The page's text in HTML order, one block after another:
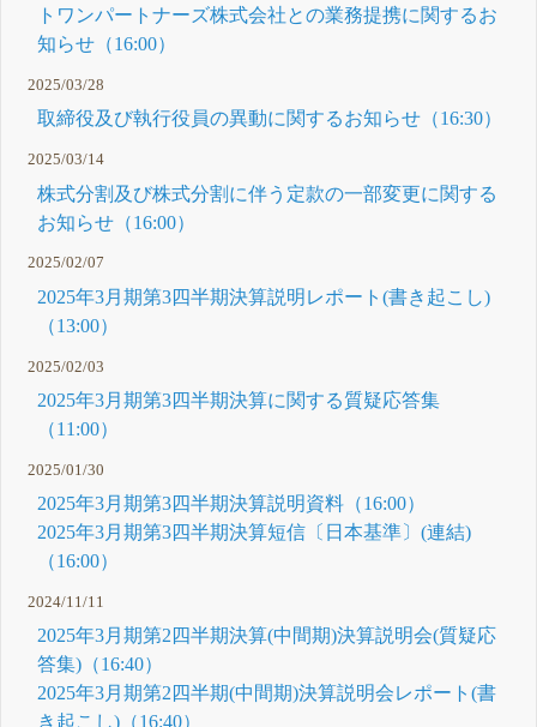
トワンパートナーズ株式会社との業務提携に関するお
知らせ（16:00）
2025/03/28
取締役及び執行役員の異動に関するお知らせ（16:30）
2025/03/14
株式分割及び株式分割に伴う定款の一部変更に関する
お知らせ（16:00）
2025/02/07
2025年3月期第3四半期決算説明レポート(書き起こし)
（13:00）
2025/02/03
2025年3月期第3四半期決算に関する質疑応答集
（11:00）
2025/01/30
2025年3月期第3四半期決算説明資料（16:00）
2025年3月期第3四半期決算短信〔日本基準〕(連結)
（16:00）
2024/11/11
2025年3月期第2四半期決算(中間期)決算説明会(質疑応
答集)（16:40）
2025年3月期第2四半期(中間期)決算説明会レポート(書
き起こし)（16:40）